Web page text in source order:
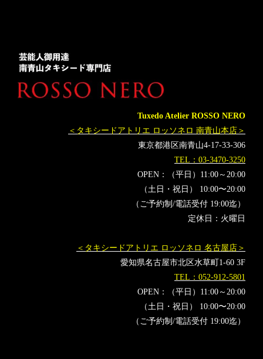
Tuxedo Atelier ROSSO NERO
＜タキシードアトリエ ロッソネロ 南青山本店＞
東京都港区南青山4-17-33-306
TEL：03-3470-3250
OPEN：（平日）11:00～20:00
（土日・祝日） 10:00〜20:00
（ご予約制/電話受付 19:00迄）
定休日：火曜日
＜タキシードアトリエ ロッソネロ 名古屋店＞
愛知県名古屋市北区水草町1-60 3F
TEL：052-912-5801
OPEN：（平日）11:00～20:00
（土日・祝日） 10:00〜20:00
（ご予約制/電話受付 19:00迄）